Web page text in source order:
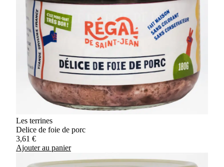
Les terrines
Delice de foie de porc
3,61 €
Ajouter au panier